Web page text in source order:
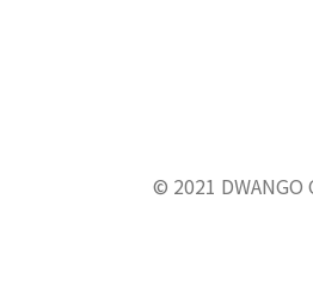
© 2021 DWANGO